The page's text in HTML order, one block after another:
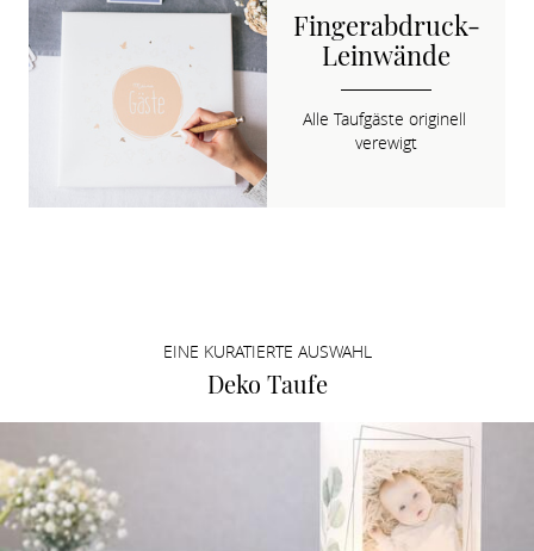
Fingerabdruck-
Leinwände
Alle Taufgäste originell
verewigt
EINE KURATIERTE AUSWAHL
Deko Taufe